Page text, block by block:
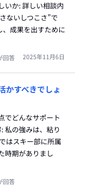
いか: 詳しい相談内
ないしつこさ”で
、成果を出すために
回答 2025年11月6日
かすべきでしょ
でどんなサポート
私の強みは、粘り
はスキー部に所属
時期がありまし
回答